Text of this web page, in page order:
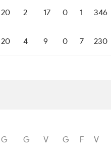
20 2 17 0 1 346
20 4 9 0 7 230
G G V G F V